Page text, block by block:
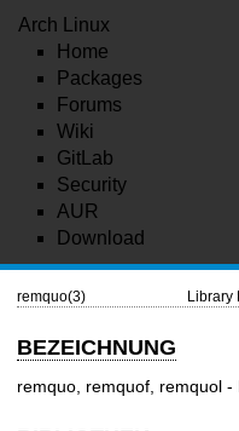
Arch Linux
Home
Packages
Forums
Wiki
GitLab
Security
AUR
Download
remquo(3) Library
BEZEICHNUNG
remquo, remquof, remquol -